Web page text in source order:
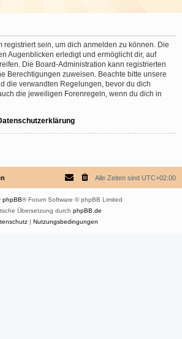
registriert sein, um dich anmelden zu können. Die
Augenblicken erledigt und ermöglicht dir, auf
Die Board-Administration kann registrierten
Berechtigungen zuweisen. Beachte bitte unsere
die verwandten Regelungen, bevor du dich
die jeweiligen Forenregeln, wenn du dich in
Alle Zeiten sind UTC+02:00
phpBB® Forum Software © phpBB Limited
Übersetzung durch phpBB.de
| Nutzungsbedingungen